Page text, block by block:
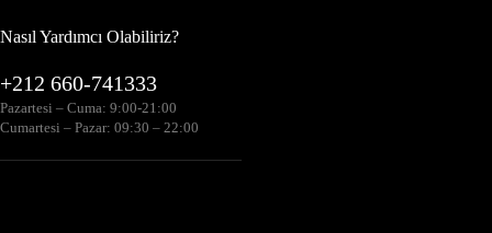
Nasıl Yardımcı Olabiliriz?
+212 660-741333
Pazartesi – Cuma: 9:00-21:00
Cumartesi – Pazar: 09:30 – 22:00